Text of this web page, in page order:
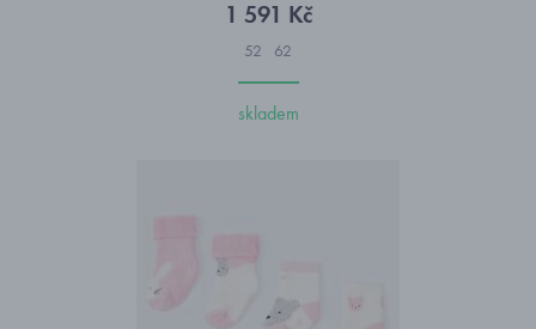
1 591 Kč
52 62
skladem